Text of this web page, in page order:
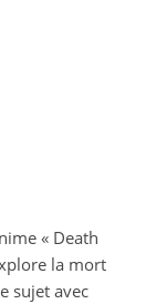
« Death
la mort
sujet avec